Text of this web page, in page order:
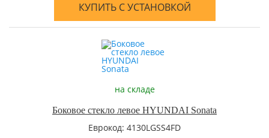
КУПИТЬ С УСТАНОВКОЙ
на складе
Боковое стекло левое HYUNDAI Sonata
Еврокод: 4130LGSS4FD